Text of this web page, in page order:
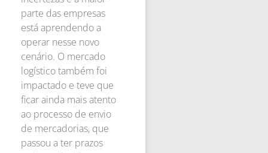
parte das empresas
está aprendendo a
operar nesse novo
cenário. O mercado
logístico também foi
impactado e teve que
ficar ainda mais atento
ao processo de envio
de mercadorias, que
passou a ter prazos